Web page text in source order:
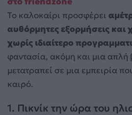
Το καλοκαίρι προσφέρει
αυθόρμητες εξορμήσεις και
χωρίς ιδιαίτερο
φαντασία, ακόμη και μια απλή
μετατραπεί σε μια εμπειρία
καιρό.
1. Πικνίκ την ώρα του